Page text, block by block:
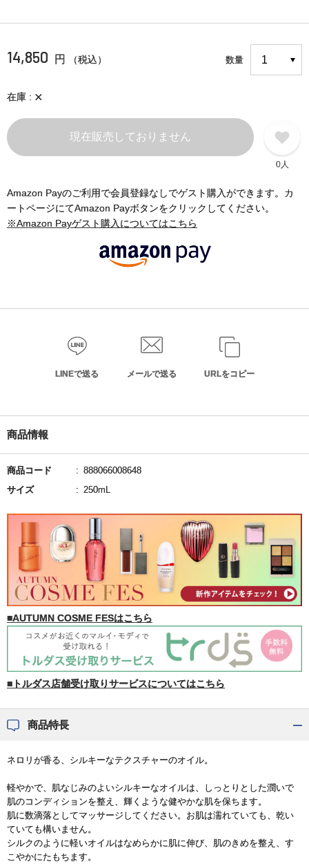
14,850 円 （税込） 数量
在庫 ×
現在販売しておりません
0人
Amazon Payのご利用で会員登録なしでゲスト購入ができます。カ
ートページにてAmazon Payボタンをクリックしてください。
※Amazon Payゲスト購入についてはこちら
LINEで送る メールで送る URLをコピー
商品情報
商品コード
888066008648
サイズ
250mL
■AUTUMN COSME FESはこちら
■トルダス店舗受け取りサービスについてはこちら
商品特長
ネロリが香る、シルキーなテクスチャーのオイル。
軽やかで、肌なじみのよいシルキーなオイルは、しっとりとした潤いで
肌のコンディションを整え、輝くような健やかな肌を保ちます。
肌に数滴落としてマッサージしてください。お肌は濡れていても、乾い
ていても構いません。
シルクのように軽いオイルはなめらかに肌に伸び、肌のきめを整え、す
こやかにたもちます。